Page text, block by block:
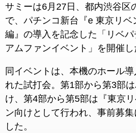
サミーは6月27日、都内渋谷区
で、パチンコ新台『e 東京リ
編』の導入を記念した「リベパ
アムファンイベント」を開催し
同イベントは、本機のホール
れた試打会。第1部から第3部
け、第4部から第5部は『東京
ン向けとして行われ、事前募
した。